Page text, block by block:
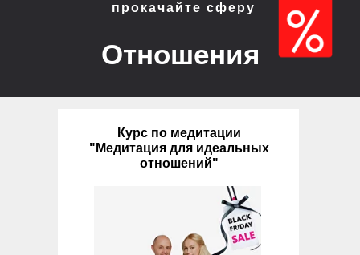
Отношения
прокачайте сферу
Курс по медитации
"Медитация для идеальных
отношений"